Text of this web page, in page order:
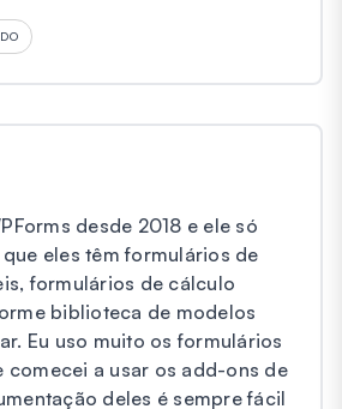
desde 2018 e ele só
eles têm formulários de
formulários de cálculo
biblioteca de modelos
Eu uso muito os formulários
comecei a usar os add-ons de
deles é sempre fácil